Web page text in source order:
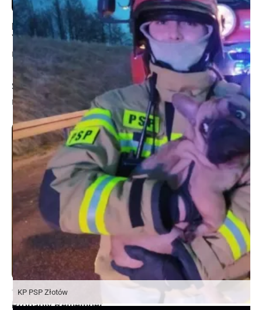
KP PSP Złotów